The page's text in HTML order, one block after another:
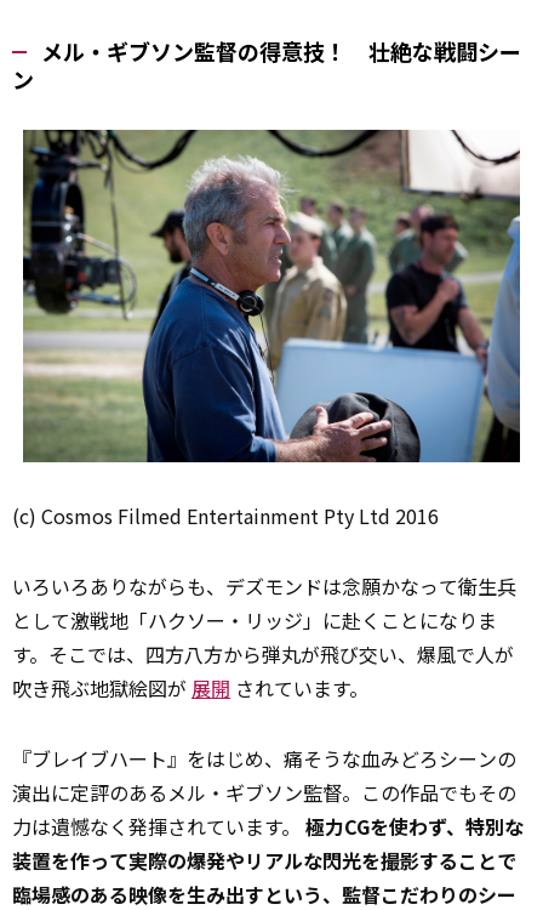
メル・ギブソン監督の得意技！ 壮絶な戦闘シー
ン
(c) Cosmos Filmed Entertainment Pty Ltd 2016
いろいろありながらも、デズモンドは念願かなって衛生兵
として激戦地「ハクソー・リッジ」に赴くことになりま
す。そこでは、四方八方から弾丸が飛び交い、爆風で人が
吹き飛ぶ地獄絵図が 展開 されています。
『ブレイブハート』をはじめ、痛そうな血みどろシーンの
演出に定評のあるメル・ギブソン監督。この作品でもその
力は遺憾なく発揮されています。 極力CGを使わず、特別な
装置を作って実際の爆発やリアルな閃光を撮影することで
臨場感のある映像を生み出すという、監督こだわりのシー